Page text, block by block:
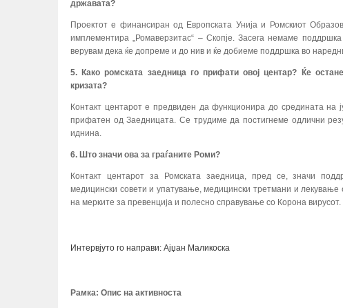
државата?
Проектот е финансиран од Европската Унија и Ромскиот
имплементира „Ромаверзитас“ – Скопје. Засега немаме
верувам дека ќе допреме и до нив и ќе добиеме поддршка во
5. Како ромската заедница го прифати овој центар? Ќе
кризата?
Контакт центарот е предвиден да функционира до средината на
прифатен од Заедницата. Се трудиме да постигнеме одлични
иднина.
6. Што значи ова за граѓаните Роми?
Контакт центарот за Ромската заедница, пред се, значи
медицински совети и упатување, медицински третмани и
на мерките за превенција и полесно справување со Корона вирусот.
Интервјуто го направи: Ајџан Маликоска
Рамка: Опис на активноста